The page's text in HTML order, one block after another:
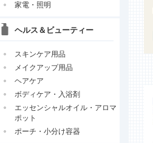
家電・照明
ヘルス＆ビューティー
スキンケア用品
メイクアップ用品
ヘアケア
ボディケア・入浴剤
エッセンシャルオイル・アロマ
ポット
ポーチ・小分け容器